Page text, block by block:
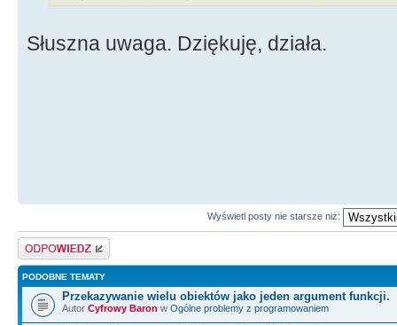
Słuszna uwaga. Dziękuję, działa.
Wyświetl posty nie starsze niż:
Odpowiedz
PODOBNE TEMATY
Przekazywanie wielu obiektów jako jeden argument funkcji.
Autor Cyfrowy Baron w Ogólne problemy z programowaniem